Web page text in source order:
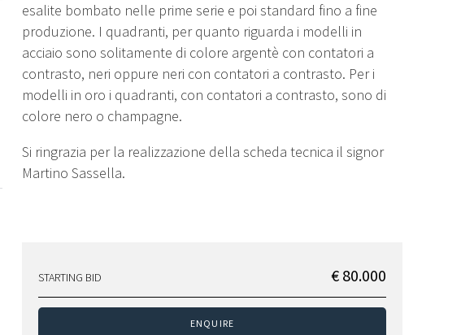
esalite bombato nelle prime serie e poi standard fino a fine
produzione. I quadranti, per quanto riguarda i modelli in
acciaio sono solitamente di colore argentè con contatori a
contrasto, neri oppure neri con contatori a contrasto. Per i
modelli in oro i quadranti, con contatori a contrasto, sono di
colore nero o champagne.
Si ringrazia per la realizzazione della scheda tecnica il signor
Martino Sassella.
STARTING BID € 80.000
ENQUIRE